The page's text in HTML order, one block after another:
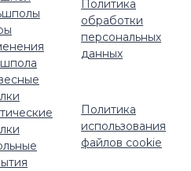
с автокоррекцией
PLATFORM
Политика
обработки
персональных
данных
Политика
использования
файлов cookie